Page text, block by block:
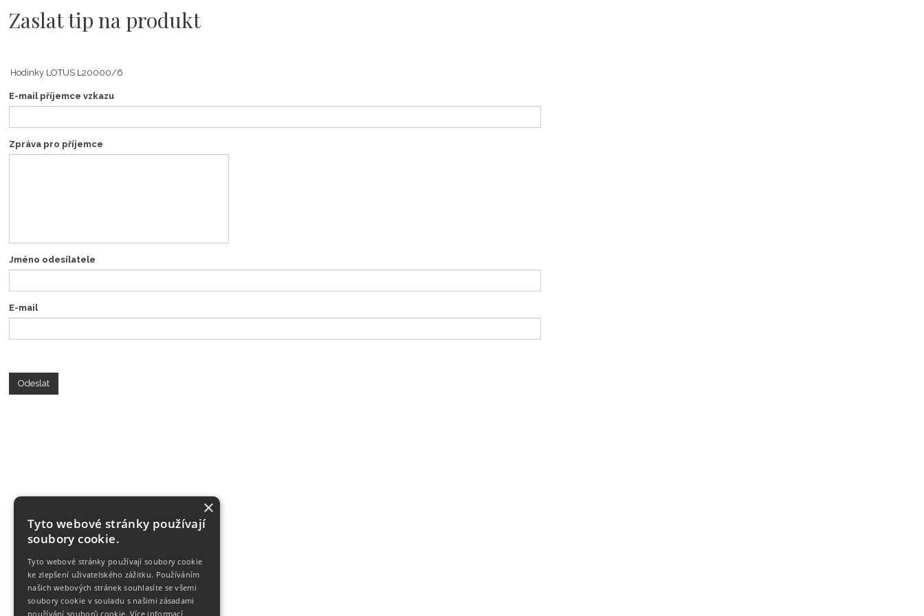
Zaslat tip na produkt
E-mail příjemce vzkazu
Zpráva pro příjemce
Jméno odesílatele
E-mail
Odeslat
×
Tyto webové stránky používají
soubory cookie.
Tyto webové stránky používají soubory cookie
ke zlepšení uživatelského zážitku. Používáním
našich webových stránek souhlasíte se všemi
soubory cookie v souladu s našimi zásadami
používání souborů cookie. Více informací